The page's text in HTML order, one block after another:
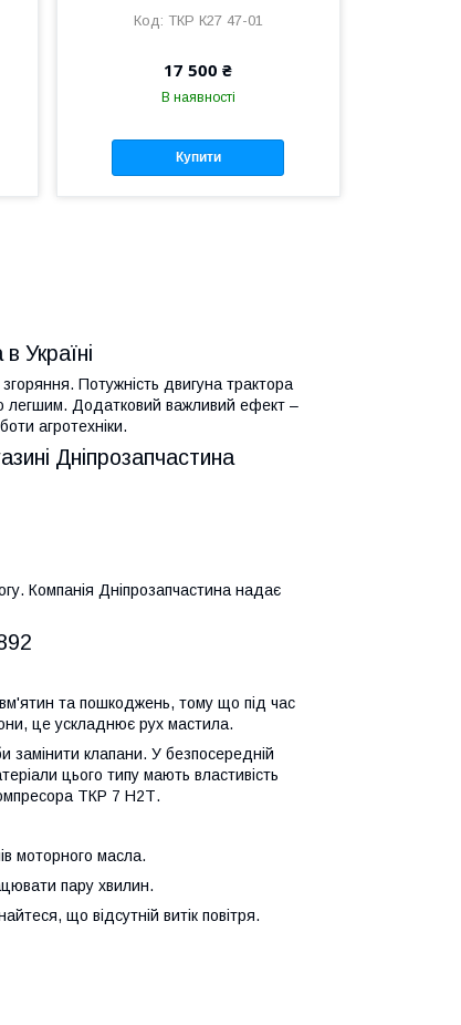
ТКР К27 47-01
17 500 ₴
В наявності
Купити
Україні
Потужність двигуна трактора
легшим. Додатковий важливий ефект –
агротехніки.
Дніпрозапчастина
Компанія Дніпрозапчастина надає
та пошкоджень, тому що під час
це ускладнює рух мастила.
клапани. У безпосередній
цього типу мають властивість
ТКР 7 Н2Т.
моторного масла.
пару хвилин.
що відсутній витік повітря.